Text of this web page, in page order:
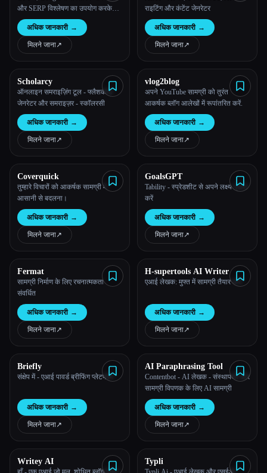
और SERP विश्लेषण का उपयोग करके
मिनटों में 1000+ ब्लॉग पोस्ट लिखें।
अधिक जानकारी →
मिलने जाना↗︎
राइटिंग और कंटेंट जेनरेटर
अधिक जानकारी →
मिलने जाना↗︎
Scholarcy
ऑनलाइन समराइज़िंग टूल - फ्लैशकार्ड
जेनरेटर और समराइज़र - स्कॉलरसी
अधिक जानकारी →
मिलने जाना↗︎
vlog2blog
अपने YouTube सामग्री को तुरंत
आकर्षक ब्लॉग आलेखों में रूपांतरित करें.
अधिक जानकारी →
मिलने जाना↗︎
Coverquick
तुम्हारे विचारों को आकर्षक सामग्री में
आसानी से बदलना।
अधिक जानकारी →
मिलने जाना↗︎
GoalsGPT
Tability - स्प्रेडशीट से अपने लक्ष्य प्राप्त
करें
अधिक जानकारी →
मिलने जाना↗︎
Fermat
सामग्री निर्माण के लिए रचनात्मकता
संवर्धित
अधिक जानकारी →
मिलने जाना↗︎
H-supertools AI Writer
एआई लेखक: मुफ्त में सामग्री तैयार करें!
अधिक जानकारी →
मिलने जाना↗︎
Briefly
संक्षेप में - एआई पावर्ड ब्रीफिंग प्लेटफॉर्म
अधिक जानकारी →
मिलने जाना↗︎
AI Paraphrasing Tool
Contentbot - AI लेखक - संस्थापकों और
सामग्री विपणक के लिए AI सामग्री
अधिक जानकारी →
मिलने जाना↗︎
Writey AI Typli